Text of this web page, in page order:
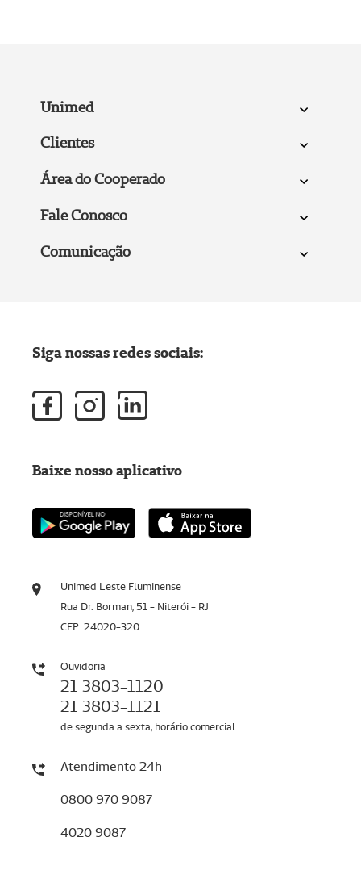
Unimed
Clientes
Área do Cooperado
Fale Conosco
Comunicação
Unimed Leste Fluminense
Rua Dr. Borman, 51 - Niterói - RJ
CEP: 24020-320
Ouvidoria
21 3803-1120
21 3803-1121
de segunda a sexta, horário comercial
Atendimento 24h
0800 970 9087
4020 9087
Siga nossas redes sociais:
Baixe nosso aplicativo